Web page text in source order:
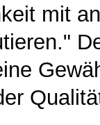
mit